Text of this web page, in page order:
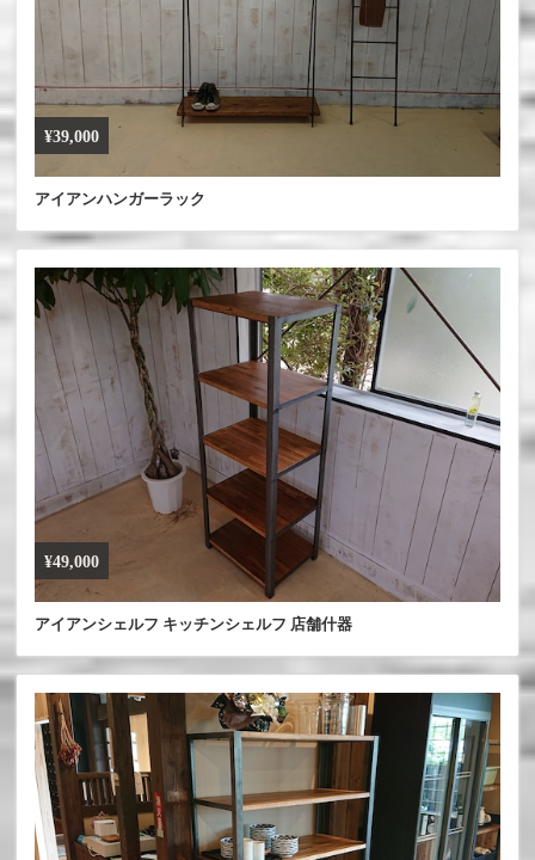
¥39,000
アイアンハンガーラック
¥49,000
アイアンシェルフ キッチンシェルフ 店舗什器